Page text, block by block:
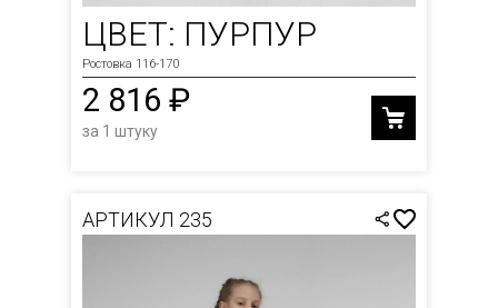
ЦВЕТ: ПУРПУР
Ростовка 116-170
2 816 ₽
за 1 штуку
АРТИКУЛ 235